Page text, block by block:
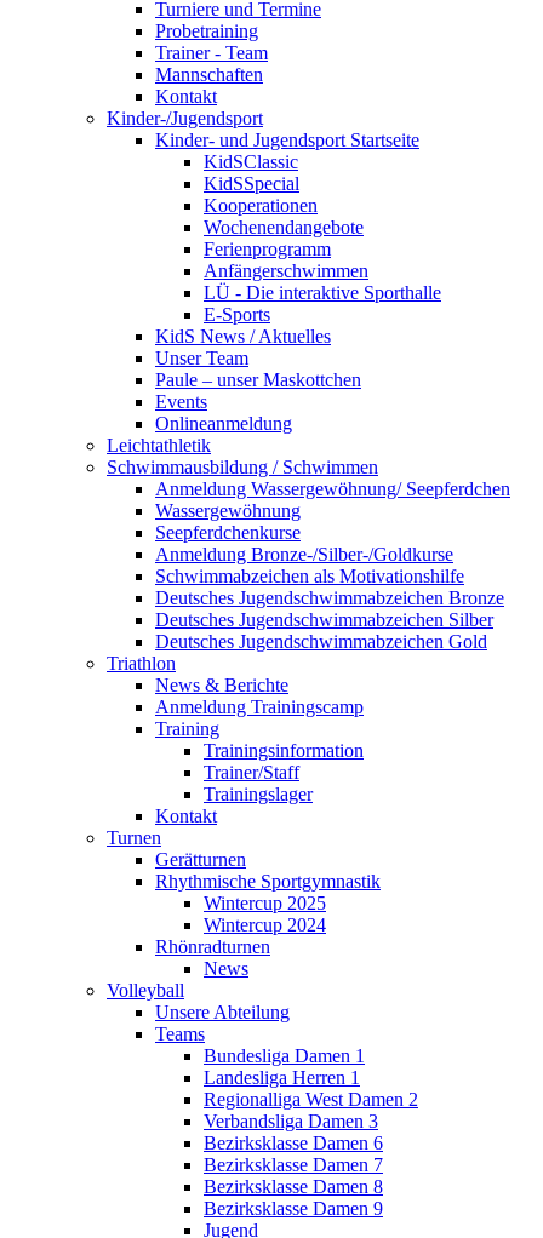
Turniere und Termine
Probetraining
Trainer - Team
Mannschaften
Kontakt
Kinder-/Jugendsport
Kinder- und Jugendsport Startseite
KidSClassic
KidSSpecial
Kooperationen
Wochenendangebote
Ferienprogramm
Anfängerschwimmen
LÜ - Die interaktive Sporthalle
E-Sports
KidS News / Aktuelles
Unser Team
Paule – unser Maskottchen
Events
Onlineanmeldung
Leichtathletik
Schwimmausbildung / Schwimmen
Anmeldung Wassergewöhnung/ Seepferdchen
Wassergewöhnung
Seepferdchenkurse
Anmeldung Bronze-/Silber-/Goldkurse
Schwimmabzeichen als Motivationshilfe
Deutsches Jugendschwimmabzeichen Bronze
Deutsches Jugendschwimmabzeichen Silber
Deutsches Jugendschwimmabzeichen Gold
Triathlon
News & Berichte
Anmeldung Trainingscamp
Training
Trainingsinformation
Trainer/Staff
Trainingslager
Kontakt
Turnen
Gerätturnen
Rhythmische Sportgymnastik
Wintercup 2025
Wintercup 2024
Rhönradturnen
News
Volleyball
Unsere Abteilung
Teams
Bundesliga Damen 1
Landesliga Herren 1
Regionalliga West Damen 2
Verbandsliga Damen 3
Bezirksklasse Damen 6
Bezirksklasse Damen 7
Bezirksklasse Damen 8
Bezirksklasse Damen 9
Jugend